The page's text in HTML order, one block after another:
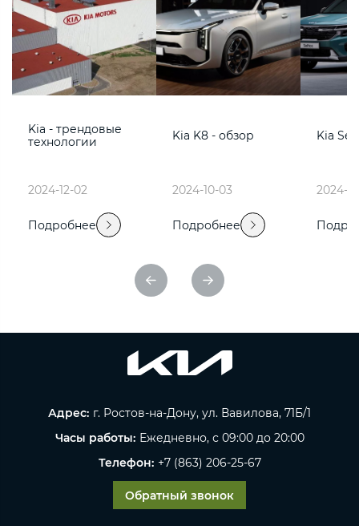
Kia - трендовые
технологии
2024-12-02
Подробнее
Kia K8 - обзор
2024-10-03
Подробнее
Kia
2024-
Адрес: г. Ростов-на-Дону, ул. Вавилова, 71Б/1
Часы работы: Ежедневно, с 09:00 до 20:00
Телефон: +7 (863) 206-25-67
Обратный звонок